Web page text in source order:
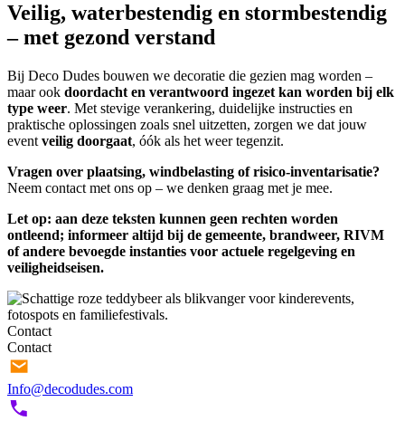
Veilig, waterbestendig en stormbestendig
– met gezond verstand
Bij Deco Dudes bouwen we decoratie die gezien mag worden –
maar ook doordacht en verantwoord ingezet kan worden bij elk
type weer. Met stevige verankering, duidelijke instructies en
praktische oplossingen zoals snel uitzetten, zorgen we dat jouw
event veilig doorgaat, óók als het weer tegenzit.
Vragen over plaatsing, windbelasting of risico-inventarisatie?
Neem contact met ons op – we denken graag met je mee.
Let op: aan deze teksten kunnen geen rechten worden
ontleend; informeer altijd bij de gemeente, brandweer, RIVM
of andere bevoegde instanties voor actuele regelgeving en
veiligheidseisen.
Contact
Contact
Info@decodudes.com